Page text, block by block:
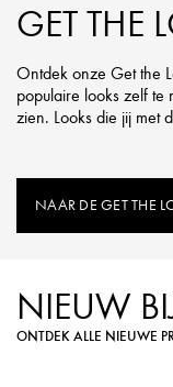
GET THE
Ontdek onze Get the
populaire looks zelf te
zien. Looks die jij met
NAAR DE GET THE
NIEUW
ONTDEK ALLE NIEUWE